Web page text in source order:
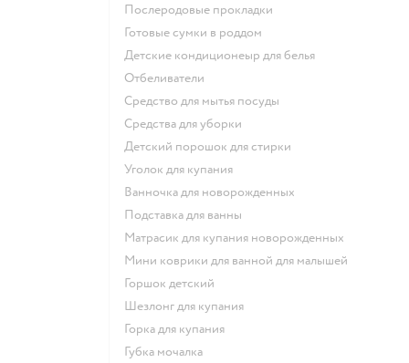
послеродовые прокладки
готовые сумки в роддом
детские кондиционеыр для белья
отбеливатели
средство для мытья посуды
средства для уборки
детский порошок для стирки
уголок для купания
ванночка для новорожденных
подставка для ванны
матрасик для купания новорожденных
мини коврики для ванной для малышей
горшок детский
шезлонг для купания
горка для купания
губка мочалка